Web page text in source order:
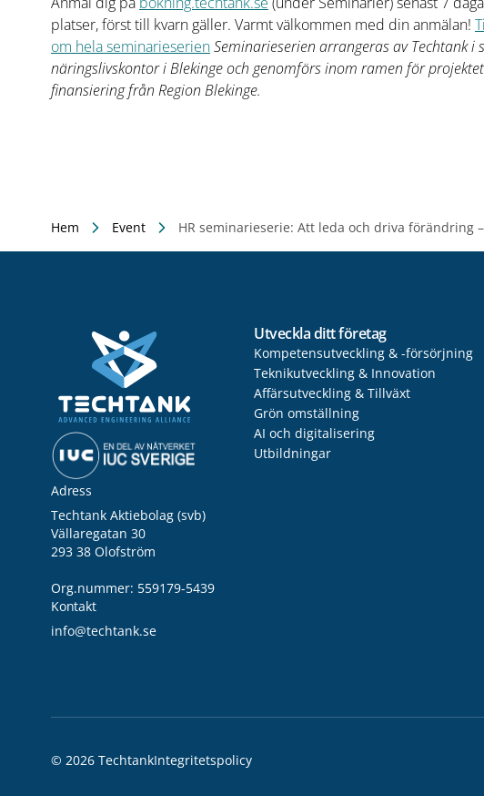
platser, först till kvarn gäller. Varmt välkommen med din anmälan!
om hela seminarieserienSeminarieserien arrangeras av Techtank
näringslivskontor i Blekinge och genomförs inom ramen för
finansiering från Region Blekinge.
Hem Event HR seminarieserie: Att leda och driva förändring
Adress
Techtank Aktiebolag (svb)
Vällaregatan 30
293 38 Olofström
Org.nummer: 559179-5439
Kontakt
info@techtank.se
Utveckla ditt företag
Kompetensutveckling & -försörjning
Teknikutveckling & Innovation
Affärsutveckling & Tillväxt
Grön omställning
AI och digitalisering
Utbildningar
© 2026 TechtankIntegritetspolicy